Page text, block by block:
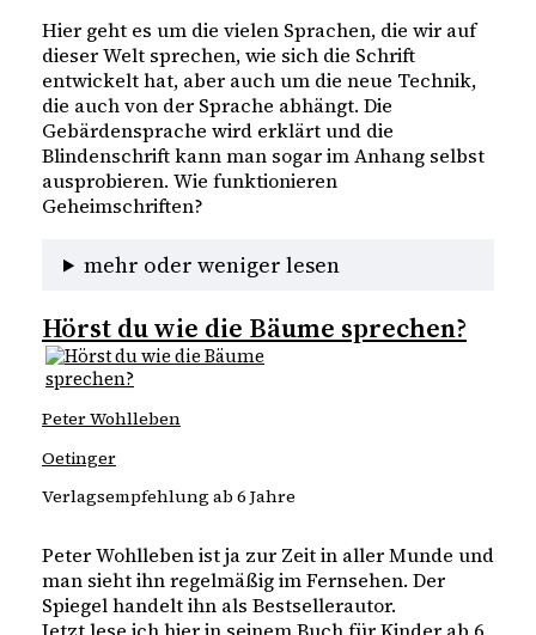
Hier geht es um die vielen Sprachen, die wir auf
dieser Welt sprechen, wie sich die Schrift
entwickelt hat, aber auch um die neue Technik,
die auch von der Sprache abhängt. Die
Gebärdensprache wird erklärt und die
Blindenschrift kann man sogar im Anhang selbst
ausprobieren. Wie funktionieren
Geheimschriften?
mehr oder weniger lesen
Hörst du wie die Bäume sprechen?
Peter Wohlleben
Oetinger
Verlagsempfehlung ab 6 Jahre
Peter Wohlleben ist ja zur Zeit in aller Munde und
man sieht ihn regelmäßig im Fernsehen. Der
Spiegel handelt ihn als Bestsellerautor.